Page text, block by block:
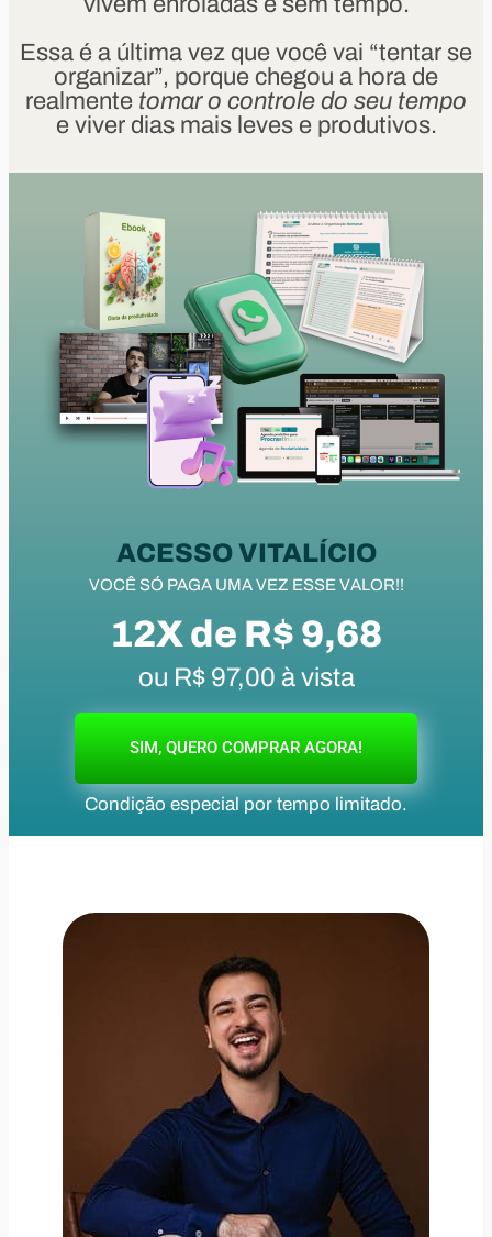
Essa é a última vez que você vai “tentar se
organizar”, porque chegou a hora de
realmente tomar o controle do seu tempo
e viver dias mais leves e produtivos.
ACESSO VITALÍCIO
VOCÊ SÓ PAGA UMA VEZ ESSE VALOR!!
12X de R$ 9,68
ou R$ 97,00 à vista
SIM, QUERO COMPRAR AGORA!
Condição especial por tempo limitado.